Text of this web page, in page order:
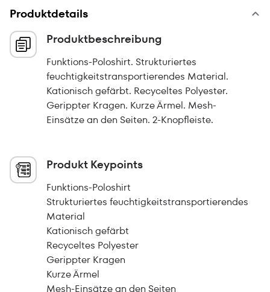
Produktdetails
Produktbeschreibung
Funktions-Poloshirt. Strukturiertes
feuchtigkeitstransportierendes Material.
Kationisch gefärbt. Recyceltes Polyester.
Gerippter Kragen. Kurze Ärmel. Mesh-
Einsätze an den Seiten. 2-Knopfleiste.
Produkt Keypoints
Funktions-Poloshirt
Strukturiertes feuchtigkeitstransportierendes
Material
Kationisch gefärbt
Recyceltes Polyester
Gerippter Kragen
Kurze Ärmel
Mesh-Einsätze an den Seiten